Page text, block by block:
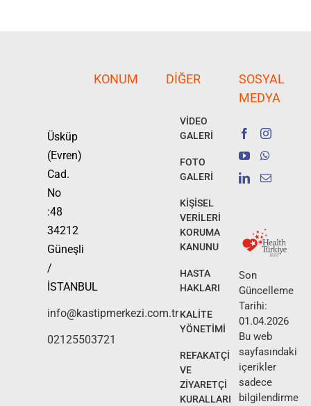
Üsküp
(Evren)
Cad.
No
:48
34212
Güneşli
/
İSTANBUL
info@kastipmerkezi.com.tr
02125503721
KONUM DIĞER
VİDEO
GALERİ
FOTO
GALERİ
KİŞİSEL
VERİLERİ
KORUMA
KANUNU
HASTA
HAKLARI
KALİTE
YÖNETİMİ
REFAKATÇİ
VE
ZİYARETÇİ
KURALLARI
SOSYAL
MEDYA
Son
Güncelleme
Tarihi:
01.04.2026
Bu web
sayfasındaki
içerikler
sadece
bilgilendirme